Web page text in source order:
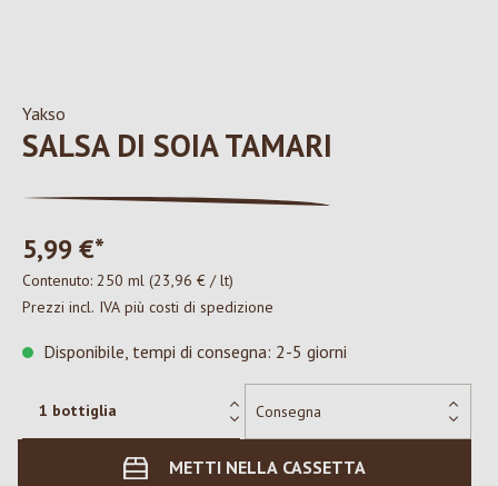
Yakso
SALSA DI SOIA TAMARI
5,99 €*
Contenuto: 250 ml (23,96 € / lt)
Prezzi incl. IVA più costi di spedizione
Disponibile, tempi di consegna: 2-5 giorni
METTI NELLA CASSETTA